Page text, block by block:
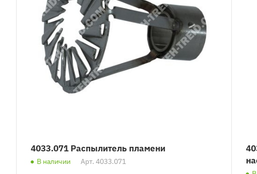
4033.071 Распылитель пламени
В наличии Арт. 4033.071